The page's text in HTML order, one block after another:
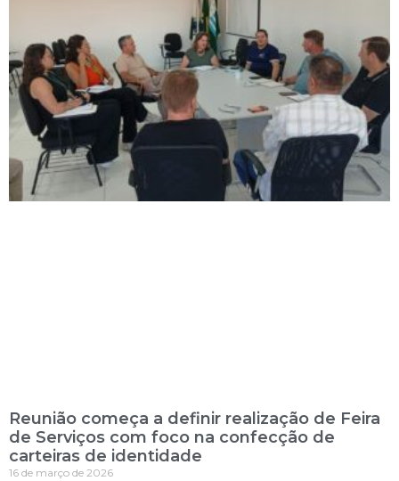
Reunião começa a definir realização de Feira
de Serviços com foco na confecção de
carteiras de identidade
16 de março de 2026